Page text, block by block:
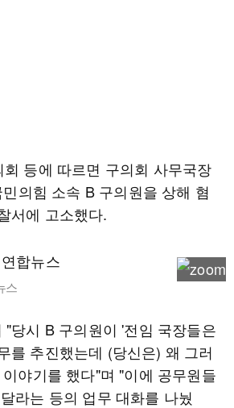
등에 따르면 구의회 사무국장
의힘 소속 B 구의원을 상해 혐
서에 고소했다.
스
당시 B 구의원이 '전임 국장들은
를 추진했는데 (당신은) 왜 그러
야기를 했다"며 "이에 공무원들
라는 등의 업무 대화를 나눴